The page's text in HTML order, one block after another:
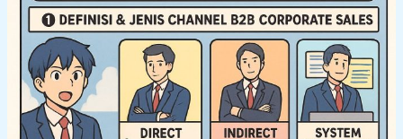
Channel
B2B
Corporate
Sales
&
Manajemen